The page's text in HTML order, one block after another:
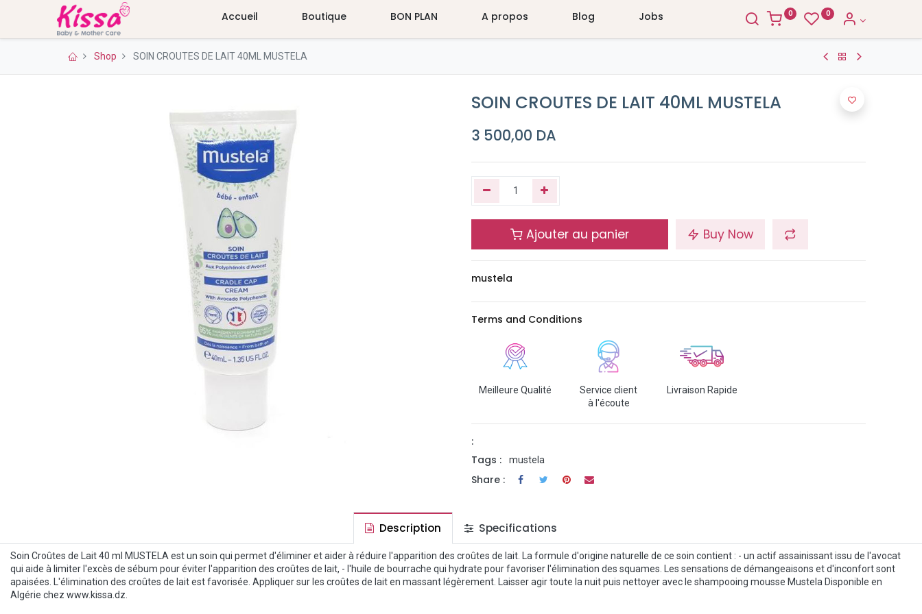
Accueil Boutique BON PLAN A propos Blog Jobs 0 0
Shop SOIN CROUTES DE LAIT 40ML MUSTELA
SOIN CROUTES DE LAIT 40ML MUSTELA
3 500,00 DA
Ajouter au panier Buy Now
mustela
Terms and Conditions
Meilleure Qualité
Service client
à l'écoute
Livraison Rapide
:
Tags :
mustela
Share :
Description Specifications
Soin Croûtes de Lait 40 ml MUSTELA est un soin qui permet d'éliminer et aider à réduire l'apparition des croûtes de lait. La formule d'origine naturelle de ce soin contient : - un actif assainissant issu de l'avocat
qui aide à limiter l'excès de sébum pour éviter l'apparition des croûtes de lait, - l'huile de bourrache qui hydrate pour favoriser l'élimination des squames. Les sensations de démangeaisons et d'inconfort sont
apaisées. L'élimination des croûtes de lait est favorisée. Appliquer sur les croûtes de lait en massant légèrement. Laisser agir toute la nuit puis nettoyer avec le shampooing mousse Mustela Disponible en
Algérie chez www.kissa.dz.